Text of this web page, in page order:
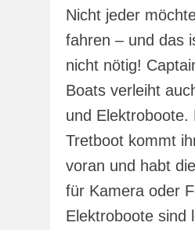
Nicht jeder
fahren – und das
nicht nötig!
Boats verleiht
und Elektroboote.
Tretboot kommt
voran und habt
für Kamera oder
Elektroboote sind